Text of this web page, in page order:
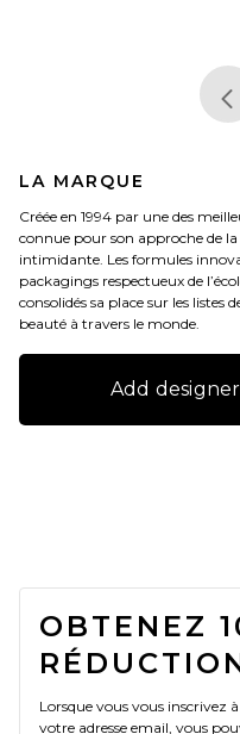
LA MARQUE
Créée en 1994 par une des
connue pour son approche de
intimidante. Les formules
packagings respectueux de
consolidés sa place sur les listes
beauté à travers le monde.
Add
FOOTER
OBTENEZ
Lorsque vous vous inscrivez
votre adresse email, vous